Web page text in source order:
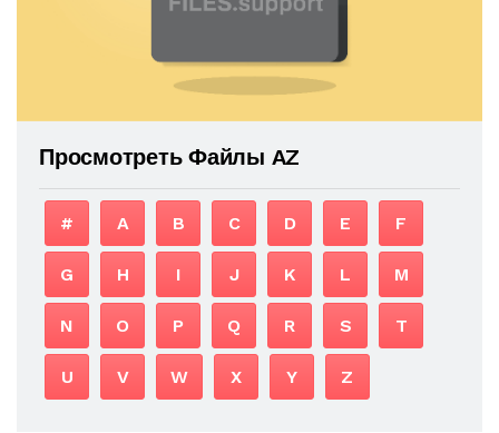
Просмотреть Файлы AZ
# A B C D E F
G H I J K L M
N O P Q R S T
U V W X Y Z